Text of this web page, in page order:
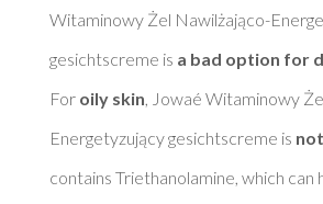
Witaminowy Żel Nawilżająco-
gesichtscreme is a bad option for
For oily skin , Jowaé Witaminowy
Energetyzujący gesichtscreme is
contains Triethanolamine, which can